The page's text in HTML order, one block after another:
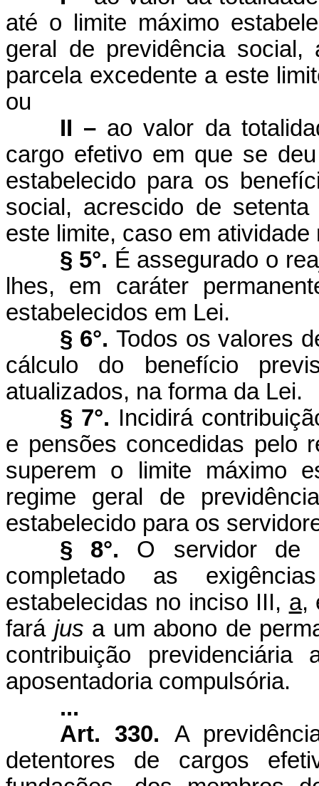
até o limite máximo
geral de previdência
parcela excedente a este
ou
II – ao valor da
cargo efetivo em que se
estabelecido para os
social, acrescido de
este limite, caso em atividade
§ 5°. É assegurado o
lhes, em caráter
estabelecidos em Lei.
§ 6°.Todos os valores
cálculo do benefício
atualizados, na forma da Lei.
§ 7°. Incidirá
e pensões concedidas pelo
superem o limite máximo
regime geral de
estabelecido para os
§ 8°. O servidor de
completado as
estabelecidas no inciso III, a,
fará jus a um abono de
contribuição
aposentadoria compulsória.
...
Art. 330. A
detentores de cargos